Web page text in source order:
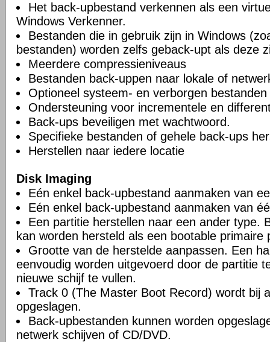
Het back-upbestand verkennen als een
Windows Verkenner.
Bestanden die in gebruik zijn in Windows
bestanden) worden zelfs geback-upt als deze
Meerdere compressieniveaus
Bestanden back-uppen naar lokale of
Optioneel systeem- en verborgen
Ondersteuning voor incrementele en
Back-ups beveiligen met wachtwoord.
Specifieke bestanden of gehele back-ups
Herstellen naar iedere locatie
Disk Imaging
Eén enkel back-upbestand aanmaken van
Eén enkel back-upbestand aanmaken van
Een partitie herstellen naar een ander type.
kan worden hersteld als een bootable primaire
Grootte van de herstelde aanpassen. Een
eenvoudig worden uitgevoerd door de partitie
nieuwe schijf te vullen.
Track 0 (The Master Boot Record) wordt bij
opgeslagen.
Back-upbestanden kunnen worden
netwerk schijven of CD/DVD.